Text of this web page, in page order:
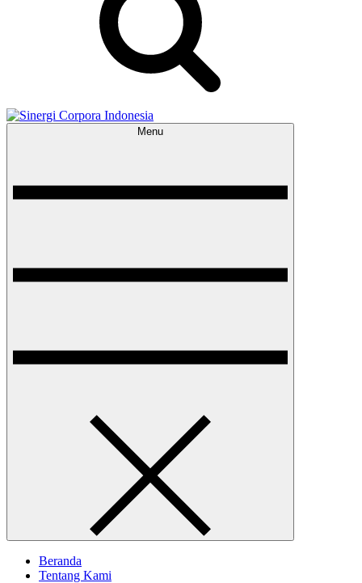
Menu
Beranda
Tentang Kami